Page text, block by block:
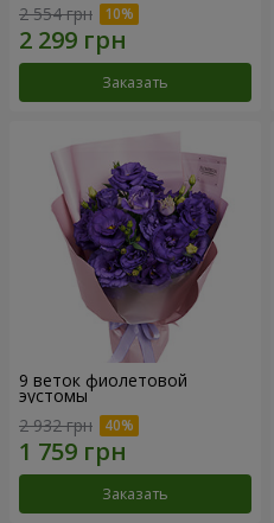
2 554 грн
Заказать
9 веток фиолетовой
эустомы
2 932 грн
Заказать